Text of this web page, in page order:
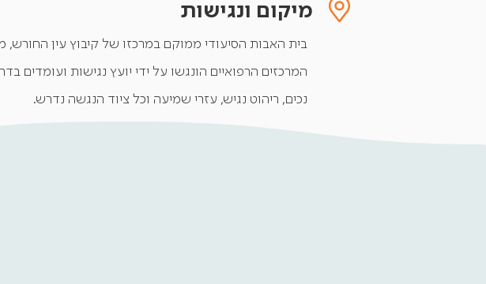
מיקום ונגישות
בית האבות הסיעודי ממוקם במרכזו של קיבוץ עין החורש,
המרכזים הרפואיים הונגשו על ידי יועץ נגישות ועומדים
נכים, ריהוט נגיש, עזרי שמיעה וכל ציוד הנגשה נדרש.